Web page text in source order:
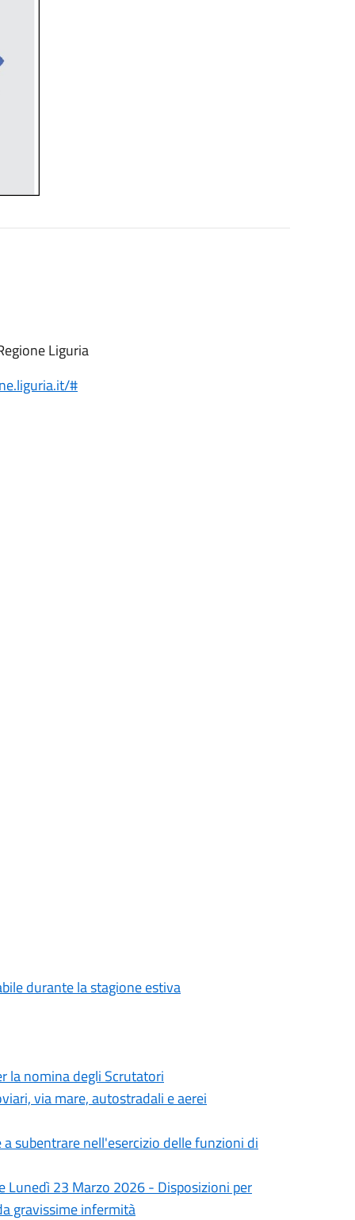
Liguria
#
durante la stagione estiva
la nomina degli Scrutatori
via mare, autostradali e aerei
a subentrare nell'esercizio delle funzioni di
23 Marzo 2026 - Disposizioni per
gravissime infermità